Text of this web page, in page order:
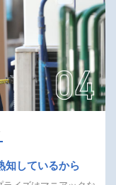
知しているから